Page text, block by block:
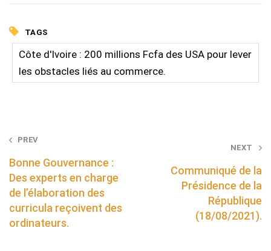
TAGS
Côte d'Ivoire : 200 millions Fcfa des USA pour lever
les obstacles liés au commerce.
Post
navigation
PREV
Bonne Gouvernance :
Des experts en charge
de l’élaboration des
curricula reçoivent des
ordinateurs.
NEXT
Communiqué de la
Présidence de la
République
(18/08/2021).